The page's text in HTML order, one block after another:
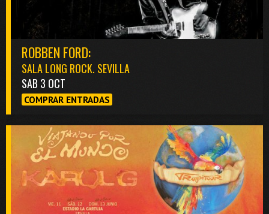
ROBBEN FORD:
SALA LONG ROCK. SEVILLA
SAB 3 OCT
COMPRAR ENTRADAS